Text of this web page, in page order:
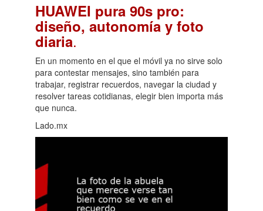
HUAWEI pura 90s pro:
diseño, autonomía y foto
diaria.
En un momento en el que el móvil ya no sirve solo
para contestar mensajes, sino también para
trabajar, registrar recuerdos, navegar la ciudad y
resolver tareas cotidianas, elegir bien importa más
que nunca.
Lado.mx